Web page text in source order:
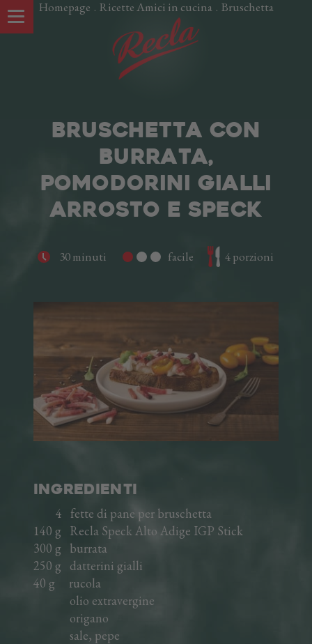
Homepage . Ricette Amici in cucina . Bruschetta
UNA STORIA DI FAMIGLIA
AREA TRADE
DE EN
BRUSCHETTA CON
BURRATA,
POMODORINI GIALLI
ARROSTO E SPECK
30 minuti facile 4 porzioni
INGREDIENTI
4 fette di pane per bruschetta
140 g Recla Speck Alto Adige IGP Stick
300 g burrata
250 g datterini gialli
40 g rucola
olio extravergine
origano
sale, pepe